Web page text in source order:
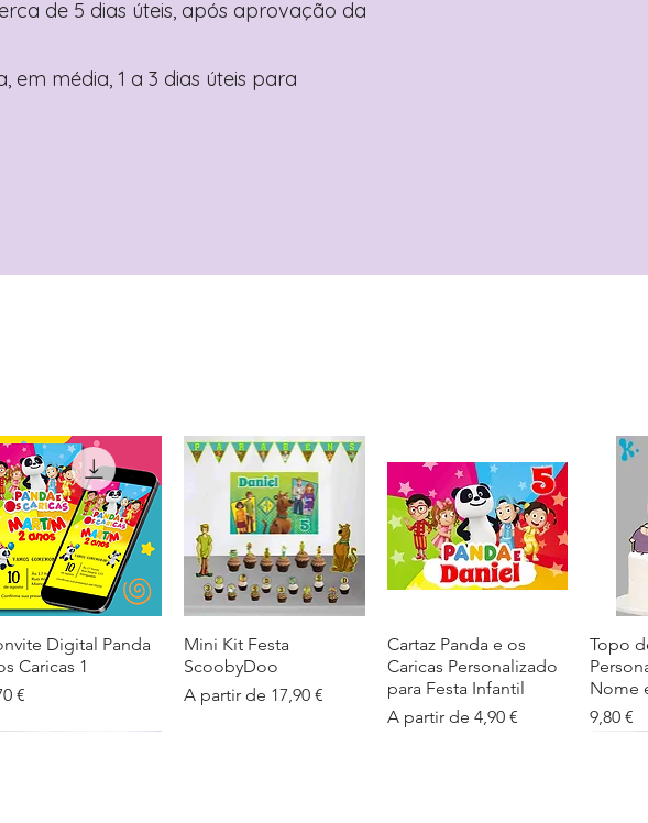
de 5 dias úteis, após aprovação da
média, 1 a 3 dias úteis para
Visualização rápida
Digital Panda
Caricas 1
€
Visualização rápida
Mini Kit Festa
ScoobyDoo
A partir de 17,90 €
Preço promocional
Visualização rápida
Cartaz Panda e os
Caricas Personalizado
para Festa Infantil
A partir de 4,90 €
Preço promocional
Topo
Nome
Preço
9,80 €